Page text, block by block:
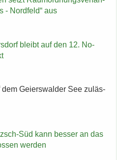
- Nord­feld“ aus
bleibt auf den 12. No­
dem Gei­ers­wal­der See zu­läs­
​Süd kann bes­ser an das
wer­den